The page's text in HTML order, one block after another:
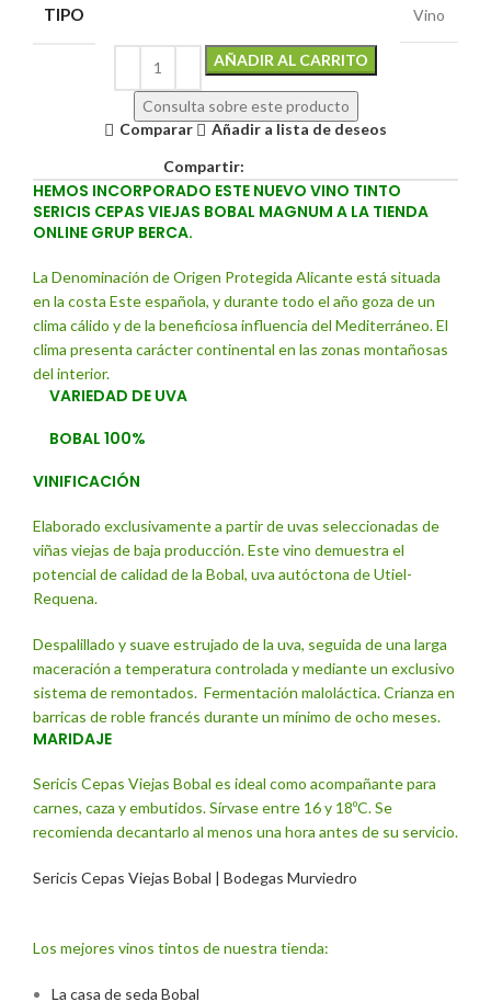
TIPO Vino
AÑADIR AL CARRITO
Consulta sobre este producto
Comparar
Añadir a lista de deseos
Compartir:
HEMOS INCORPORADO ESTE NUEVO VINO TINTO
SERICIS CEPAS VIEJAS BOBAL MAGNUM A LA TIENDA
ONLINE GRUP BERCA.
La Denominación de Origen Protegida Alicante está situada
en la costa Este española, y durante todo el año goza de un
clima cálido y de la beneficiosa influencia del Mediterráneo. El
clima presenta carácter continental en las zonas montañosas
del interior.
VARIEDAD DE UVA
BOBAL 100%
VINIFICACIÓN
Elaborado exclusivamente a partir de uvas seleccionadas de
viñas viejas de baja producción. Este vino demuestra el
potencial de calidad de la Bobal, uva autóctona de Utiel-
Requena.
Despalillado y suave estrujado de la uva, seguida de una larga
maceración a temperatura controlada y mediante un exclusivo
sistema de remontados. Fermentación maloláctica. Crianza en
barricas de roble francés durante un mínimo de ocho meses.
MARIDAJE
Sericis Cepas Viejas Bobal es ideal como acompañante para
carnes, caza y embutidos. Sírvase entre 16 y 18ºC. Se
recomienda decantarlo al menos una hora antes de su servicio.
Sericis Cepas Viejas Bobal | Bodegas Murviedro
Los mejores vinos tintos de nuestra tienda:
La casa de seda Bobal